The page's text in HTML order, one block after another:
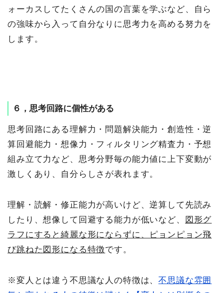
ォーカスしてたくさんの国の言葉を学ぶなど、自ら
の強味から入って自分なりに思考力を高める努力を
します。
６，思考回路に個性がある
思考回路にある理解力・問題解決能力・創造性・逆
算回避能力・想像力・フィルタリング精査力・予想
組み立て力など、思考分野毎の能力値に上下変動が
激しくあり、自分らしさが表れます。
理解・読解・修正能力が高いけど、逆算して先読み
したり、想像して回避する能力が低いなど、
図形グ
ラフにすると綺麗な形にならずに、ピョンピョン飛
び跳ねた図形になる特徴です。
※変人とは違う不思議な人の特徴は、不思議な雰囲